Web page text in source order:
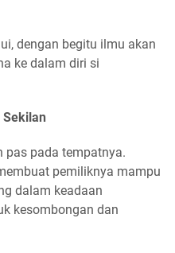
dengan begitu ilmu akan
ke dalam diri si
pas pada tempatnya.
pemiliknya mampu
dalam keadaan
kesombongan dan